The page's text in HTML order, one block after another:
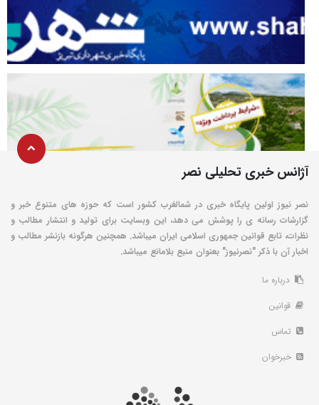
آژانس خبری تحلیلی نصر
نصر نیوز اولین پایگاه خبری در شمالغرب کشور است که حوزه های متنوع خبر و
گزارشات رسانه ی را پوشش می دهد، این وبسایت برای تولید و انتشار مطالب و
نظرات، تابع قوانین جمهوری اسلامی ایران میباشد. همچنین هرگونه بازنشر مطالب و
اخبار آن با ذکر "نصرنیوز" بعنوان منبع بلامانع میباشد.
درباره ما
قوانین
تماس
خبرخوان